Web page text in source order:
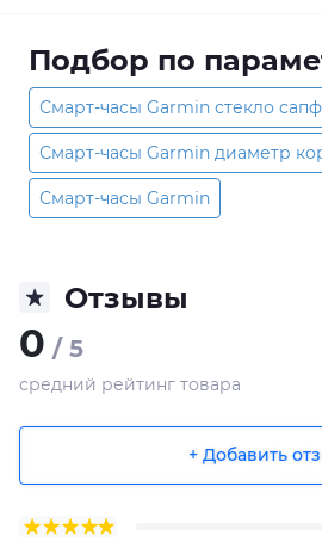
Подбор по
Смарт-часы Garmin стекло
Смарт-часы Garmin диаметр
Смарт-часы Garmin
Отзывы
0 / 5
средний рейтинг товара
+ Добавить